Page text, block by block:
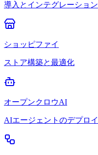
導入とインテグレーション
ショッピファイ
ストア構築と最適化
オープンクロウAI
AIエージェントのデプロイ